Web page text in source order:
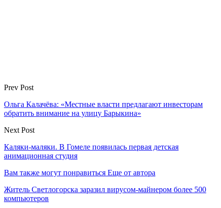
Prev Post
Ольга Калачёва: «Местные власти предлагают инвесторам
обратить внимание на улицу Барыкина»
Next Post
Каляки-маляки. В Гомеле появилась первая детская
анимационная студия
Вам также могут понравиться Еще от автора
Житель Светлогорска заразил вирусом-майнером более 500
компьютеров